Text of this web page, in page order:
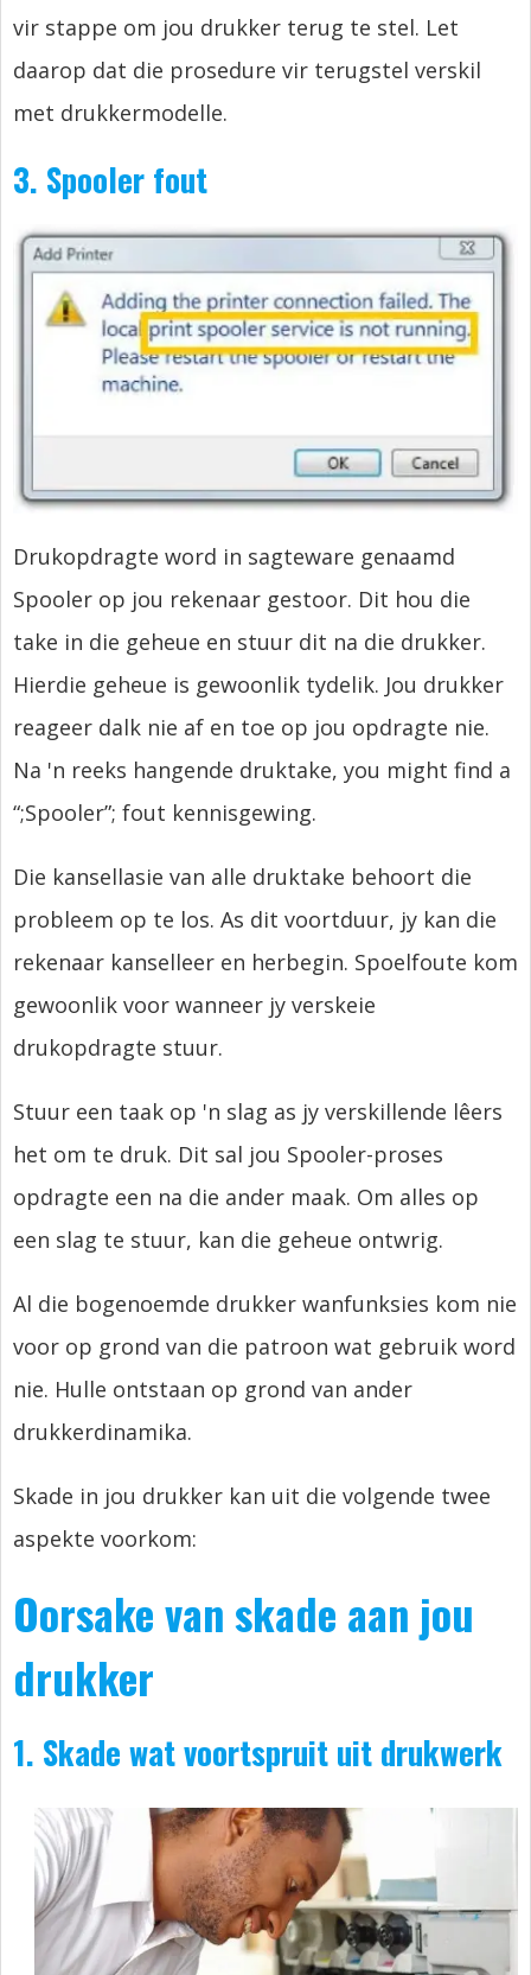
vir stappe om jou drukker terug te stel. Let
daarop dat die prosedure vir terugstel verskil
met drukkermodelle.
3. Spooler fout
Drukopdragte word in sagteware genaamd
Spooler op jou rekenaar gestoor. Dit hou die
take in die geheue en stuur dit na die drukker.
Hierdie geheue is gewoonlik tydelik. Jou drukker
reageer dalk nie af en toe op jou opdragte nie.
Na 'n reeks hangende druktake, you might find a
“;Spooler”; fout kennisgewing.
Die kansellasie van alle druktake behoort die
probleem op te los. As dit voortduur, jy kan die
rekenaar kanselleer en herbegin. Spoelfoute kom
gewoonlik voor wanneer jy verskeie
drukopdragte stuur.
Stuur een taak op 'n slag as jy verskillende lêers
het om te druk. Dit sal jou Spooler-proses
opdragte een na die ander maak. Om alles op
een slag te stuur, kan die geheue ontwrig.
Al die bogenoemde drukker wanfunksies kom nie
voor op grond van die patroon wat gebruik word
nie. Hulle ontstaan ​​op grond van ander
drukkerdinamika.
Skade in jou drukker kan uit die volgende twee
aspekte voorkom:
Oorsake van skade aan jou
drukker
1. Skade wat voortspruit uit drukwerk